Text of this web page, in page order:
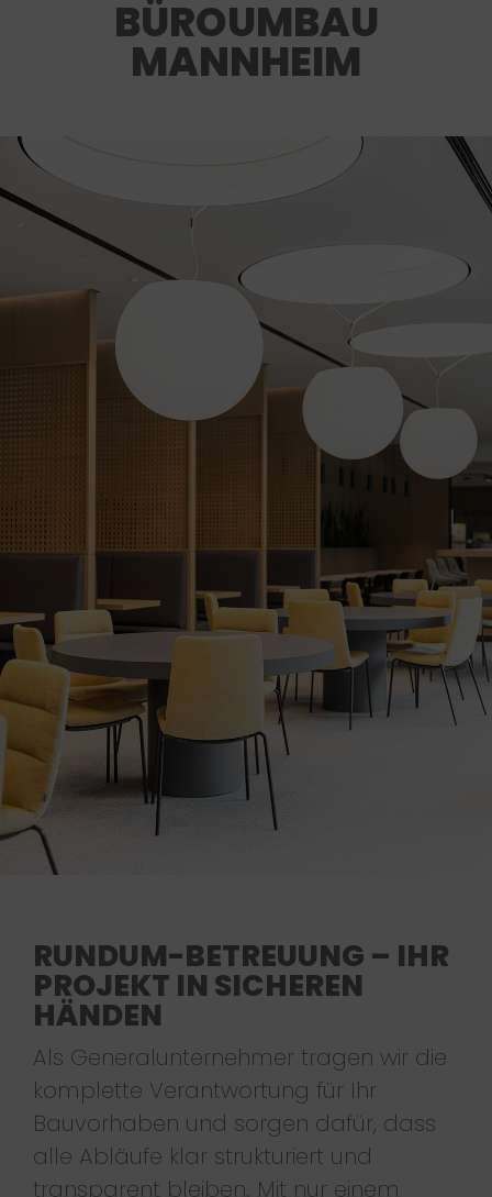
BÜROUMBAU
MANNHEIM
RUNDUM-BETREUUNG – IHR
PROJEKT IN SICHEREN
HÄNDEN
Als Generalunternehmer tragen wir die
komplette Verantwortung für Ihr
Bauvorhaben und sorgen dafür, dass
alle Abläufe klar strukturiert und
transparent bleiben. Mit nur einem